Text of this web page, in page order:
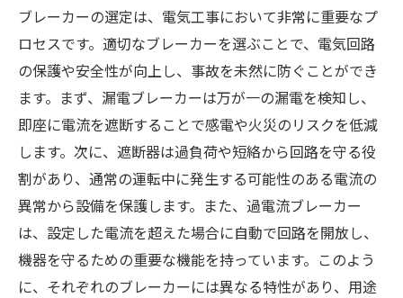
ブレーカーの選定は、電気工事において非常に重要なプ
ロセスです。適切なブレーカーを選ぶことで、電気回路
の保護や安全性が向上し、事故を未然に防ぐことができ
ます。まず、漏電ブレーカーは万が一の漏電を検知し、
即座に電流を遮断することで感電や火災のリスクを低減
します。次に、遮断器は過負荷や短絡から回路を守る役
割があり、通常の運転中に発生する可能性のある電流の
異常から設備を保護します。また、過電流ブレーカー
は、設定した電流を超えた場合に自動で回路を開放し、
機器を守るための重要な機能を持っています。このよう
に、それぞれのブレーカーには異なる特性があり、用途